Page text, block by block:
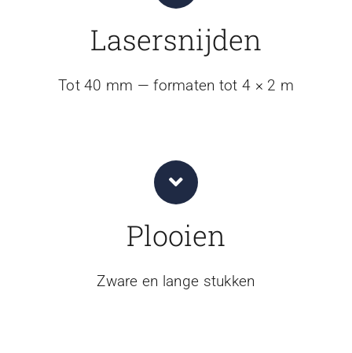
Lasersnijden
Tot 40 mm — formaten tot 4 × 2 m
Plooien
Zware en lange stukken